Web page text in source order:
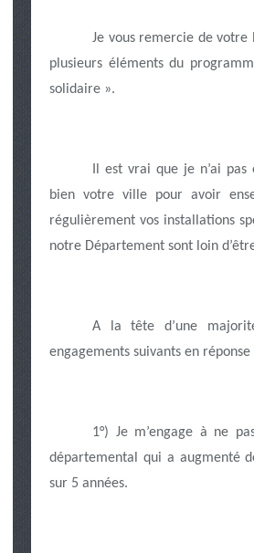
Je vous remercie de
plusieurs éléments du
solidaire ».
Il est vrai que je n’ai
bien votre ville pour avoir
régulièrement vos installations
notre Département sont loin
A la tête d’une
engagements suivants en réponse
1°) Je m’engage à ne
départemental qui a augmenté
sur 5 années.